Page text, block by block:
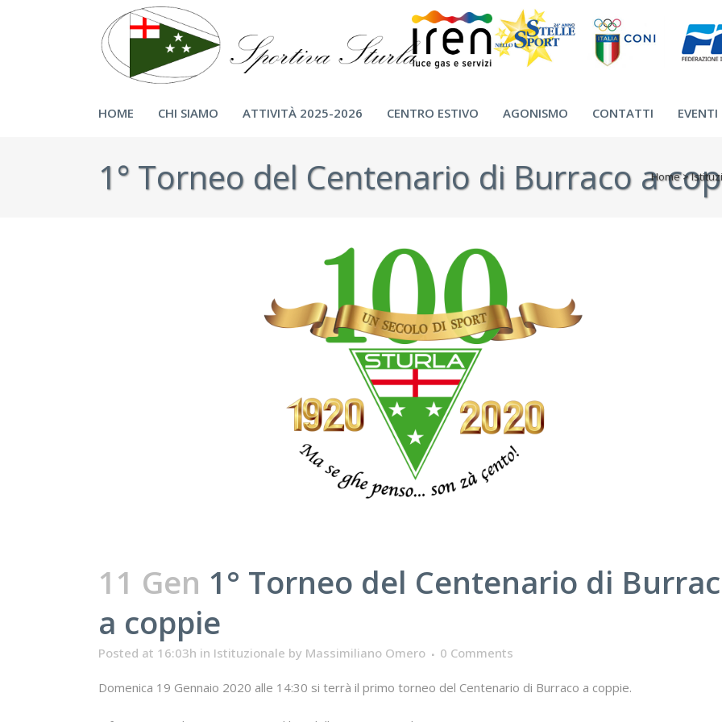
HOME CHI SIAMO ATTIVITÀ 2025-2026 CENTRO ESTIVO AGONISMO CONTATTI EVENTI
1° Torneo del Centenario di Burraco aHome>
11 Gen 1° Torneo del Centenario di
a coppie
Posted at 16:03h in Istituzionale by Massimiliano Omero 0 Comments
Domenica 19 Gennaio 2020 alle 14:30 si terrà il primo torneo del Centenario di Burraco a coppie.